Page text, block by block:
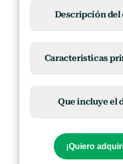
Descripción del
Caracteristicas
Que incluye el
¡Quiero